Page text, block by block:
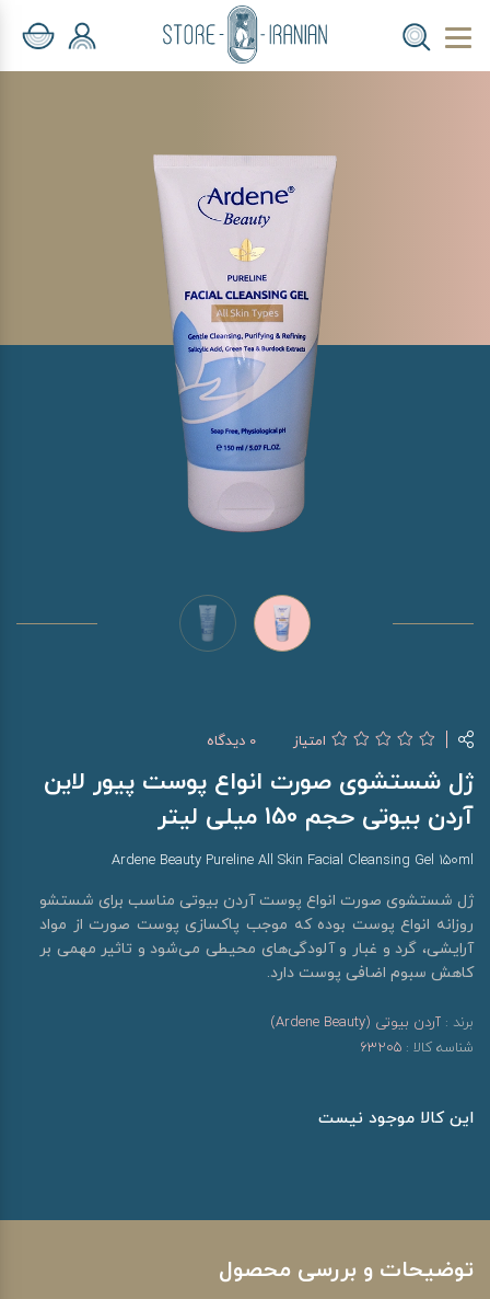
امتیاز 0 دیدگاه
ژل شستشوی صورت انواع پوست پیور لاین
آردن بیوتی حجم 150 میلی لیتر
Ardene Beauty Pureline All Skin Facial Cleansing Gel 150ml
ژل شستشوی صورت انواع پوست آردن بیوتی مناسب برای شستشو
روزانه انواع پوست بوده که موجب پاکسازی پوست صورت از مواد
آرایشی، گرد و غبار و آلودگی‌های محیطی می‌شود و تاثیر مهمی بر
کاهش سبوم اضافی پوست دارد.
برند : آردن بیوتی (Ardene Beauty)
شناسه کالا : 63205
این کالا موجود نیست
توضیحات و بررسی محصول